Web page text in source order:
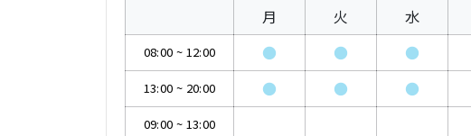
月 火 水
08:00 ~ 12:00 ● ● ●
13:00 ~ 20:00 ● ● ●
09:00 ~ 13:00